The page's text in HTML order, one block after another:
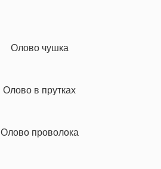
Олово чушка
Олово в прутках
Олово проволока